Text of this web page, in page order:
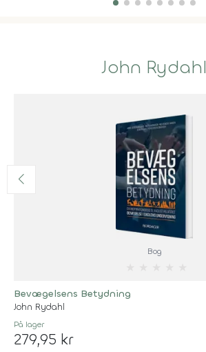
John Rydahl
Bog
Bevægelsens Betydning
John Rydahl
På lager
279,95 kr